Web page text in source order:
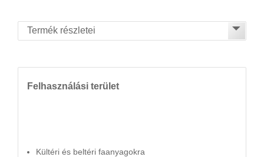
Felhasználási terület
Kültéri és beltéri faanyagokra